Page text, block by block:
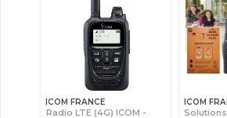
ICOM FRANCE
Radio LTE (4G) ICOM -
ICOM